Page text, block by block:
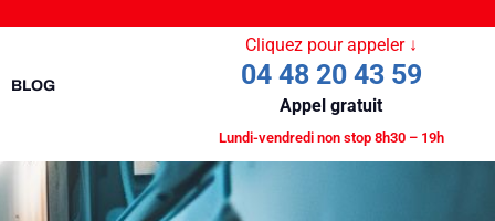
BLOG
Cliquez pour appeler ↓
04 48 20 43 59
Appel gratuit
Lundi-vendredi non stop 8h30 – 19h